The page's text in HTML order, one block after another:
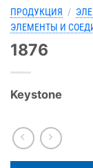
ПРОДУКЦИЯ /
ЭЛЕМЕНТЫ И
1876
Keystone